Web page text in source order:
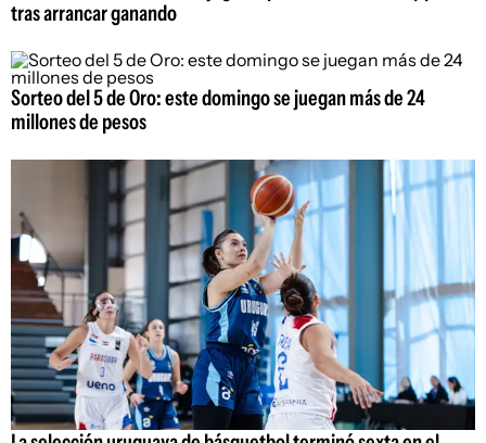
tras arrancar ganando
Sorteo del 5 de Oro: este domingo se juegan más de 24
millones de pesos